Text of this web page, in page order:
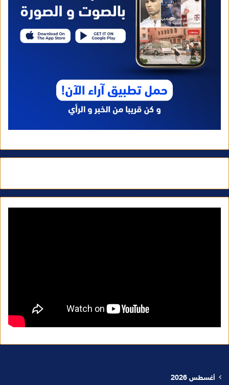
أغسطس 2026